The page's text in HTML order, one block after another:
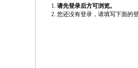
请先登录后方可浏览。
您还没有登录，请填写下面的